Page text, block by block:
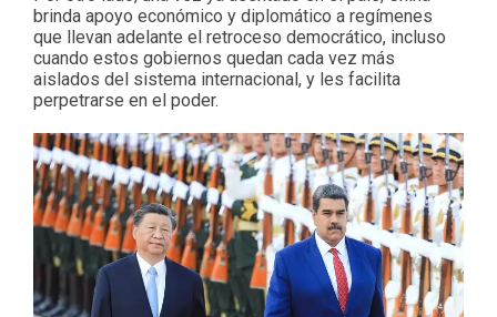
brinda apoyo económico y diplomático a regímenes
que llevan adelante el retroceso democrático, incluso
cuando estos gobiernos quedan cada vez más
aislados del sistema internacional, y les facilita
perpetrarse en el poder.